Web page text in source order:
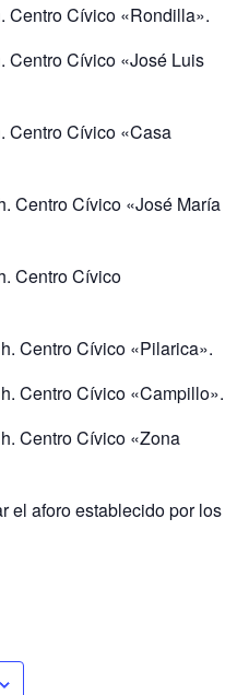
Centro Cívico «Rondilla».
Centro Cívico «José Luis
Centro Cívico «Casa
Centro Cívico «José María
Centro Cívico
Centro Cívico «Pilarica».
Centro Cívico «Campillo».
Centro Cívico «Zona
el aforo establecido por los